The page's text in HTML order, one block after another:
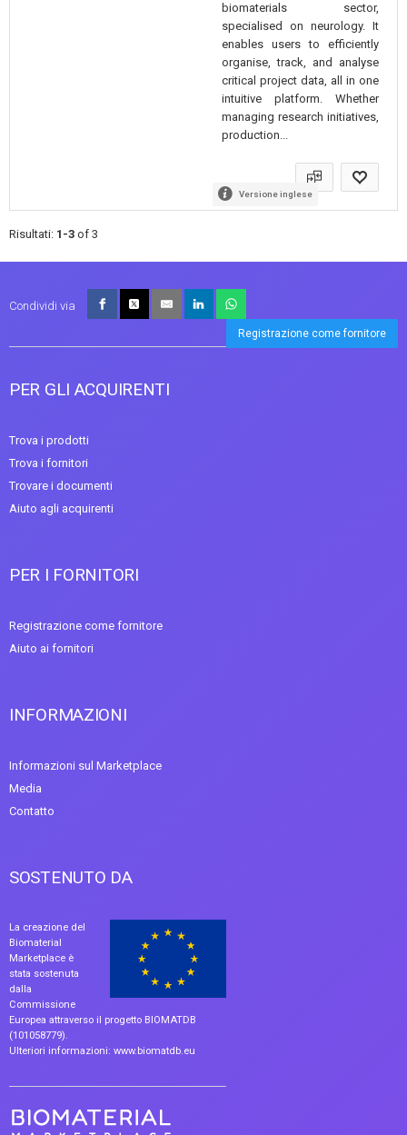
biomaterials sector,
specialised on neurology. It
enables users to efficiently
organise, track, and analyse
critical project data, all in one
intuitive platform. Whether
managing research initiatives,
production...
Versione inglese
Risultati: 1-3 of 3
Condividi via
Registrazione come fornitore
PER GLI ACQUIRENTI
Trova i prodotti
Trova i fornitori
Trovare i documenti
Aiuto agli acquirenti
PER I FORNITORI
Registrazione come fornitore
Aiuto ai fornitori
INFORMAZIONI
Informazioni sul Marketplace
Media
Contatto
SOSTENUTO DA
La creazione del
Biomaterial
Marketplace è
stata sostenuta
dalla
Commissione
Europea attraverso il progetto BIOMATDB
(101058779).
Ulteriori informazioni: www.biomatdb.eu